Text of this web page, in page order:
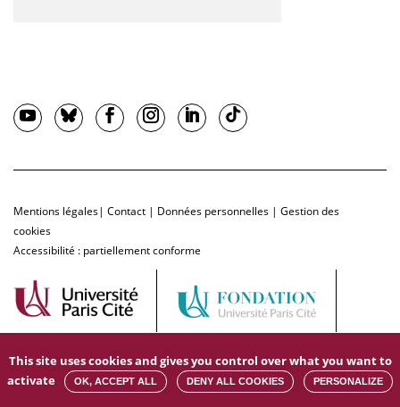
Mentions légales| Contact | Données personnelles | Gestion des
cookies
Accessibilité : partiellement conforme
This site uses cookies and gives you control over what you want to
activate
OK, ACCEPT ALL DENY ALL COOKIES PERSONALIZE